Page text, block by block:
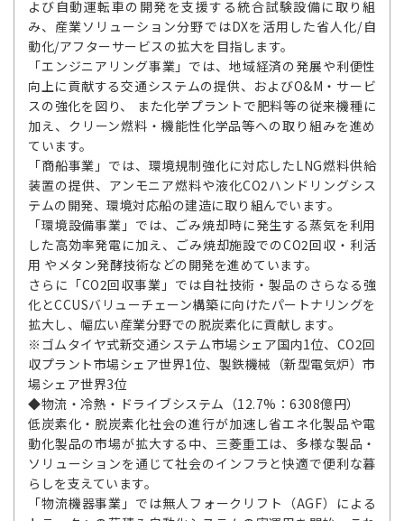
よび自動運転車の開発を支援する統合試験設備に取り組
み、産業ソリューション分野ではDXを活用した省人化/自
動化/アフターサービスの拡大を目指します。
「エンジニアリング事業」では、地域経済の発展や利便性
向上に貢献する交通システムの提供、およびO&M・サービ
スの強化を図り、 また化学プラントで肥料等の従来機種に
加え、クリーン燃料・機能性化学品等への取り組みを進め
ています。
「商船事業」では、環境規制強化に対応したLNG燃料供給
装置の提供、アンモニア燃料や液化CO2ハンドリングシス
テムの開発、環境対応船の建造に取り組んでいます。
「環境設備事業」では、ごみ焼却時に発生する蒸気を利用
した高効率発電に加え、ごみ焼却施設でのCO2回収・利活
用 やメタン発酵技術などの開発を進めています。
さらに「CO2回収事業」では自社技術・製品のさらなる強
化とCCUSバリューチェーン構築に向けたパートナリングを
拡大し、幅広い産業分野での脱炭素化に貢献します。
※ゴムタイヤ式新交通システム市場シェア国内1位、CO2回
収プラント市場シェア世界1位、製鉄機械（新型電気炉）市
場シェア世界3位
◆物流・冷熱・ドライブシステム（12.7%：6308億円）
低炭素化・脱炭素化社会の進行が加速し省エネ化製品や電
動化製品の市場が拡大する中、三菱重工は、多様な製品・
ソリューションを通じて社会のインフラと快適で便利な暮
らしを支えています。
「物流機器事業」では無人フォークリフト（AGF）による